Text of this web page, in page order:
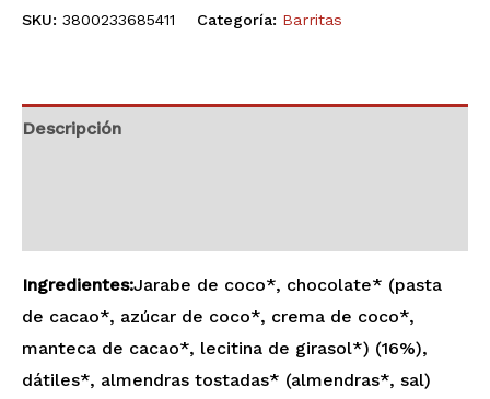
SKU: 3800233685411 Categoría: Barritas
Descripción
Ingredientes:Jarabe de coco*, chocolate* (pasta
de cacao*, azúcar de coco*, crema de coco*,
manteca de cacao*, lecitina de girasol*) (16%),
dátiles*, almendras tostadas* (almendras*, sal)